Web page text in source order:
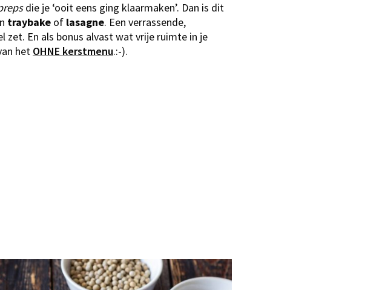
die je ‘ooit eens ging klaarmaken’. Dan is dit
traybake of lasagne. Een verrassende,
En als bonus alvast wat vrije ruimte in je
het OHNE kerstmenu.:-).